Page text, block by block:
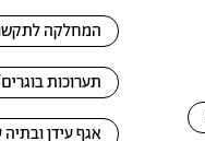
המחלקה
תערוכות
אגף עידן